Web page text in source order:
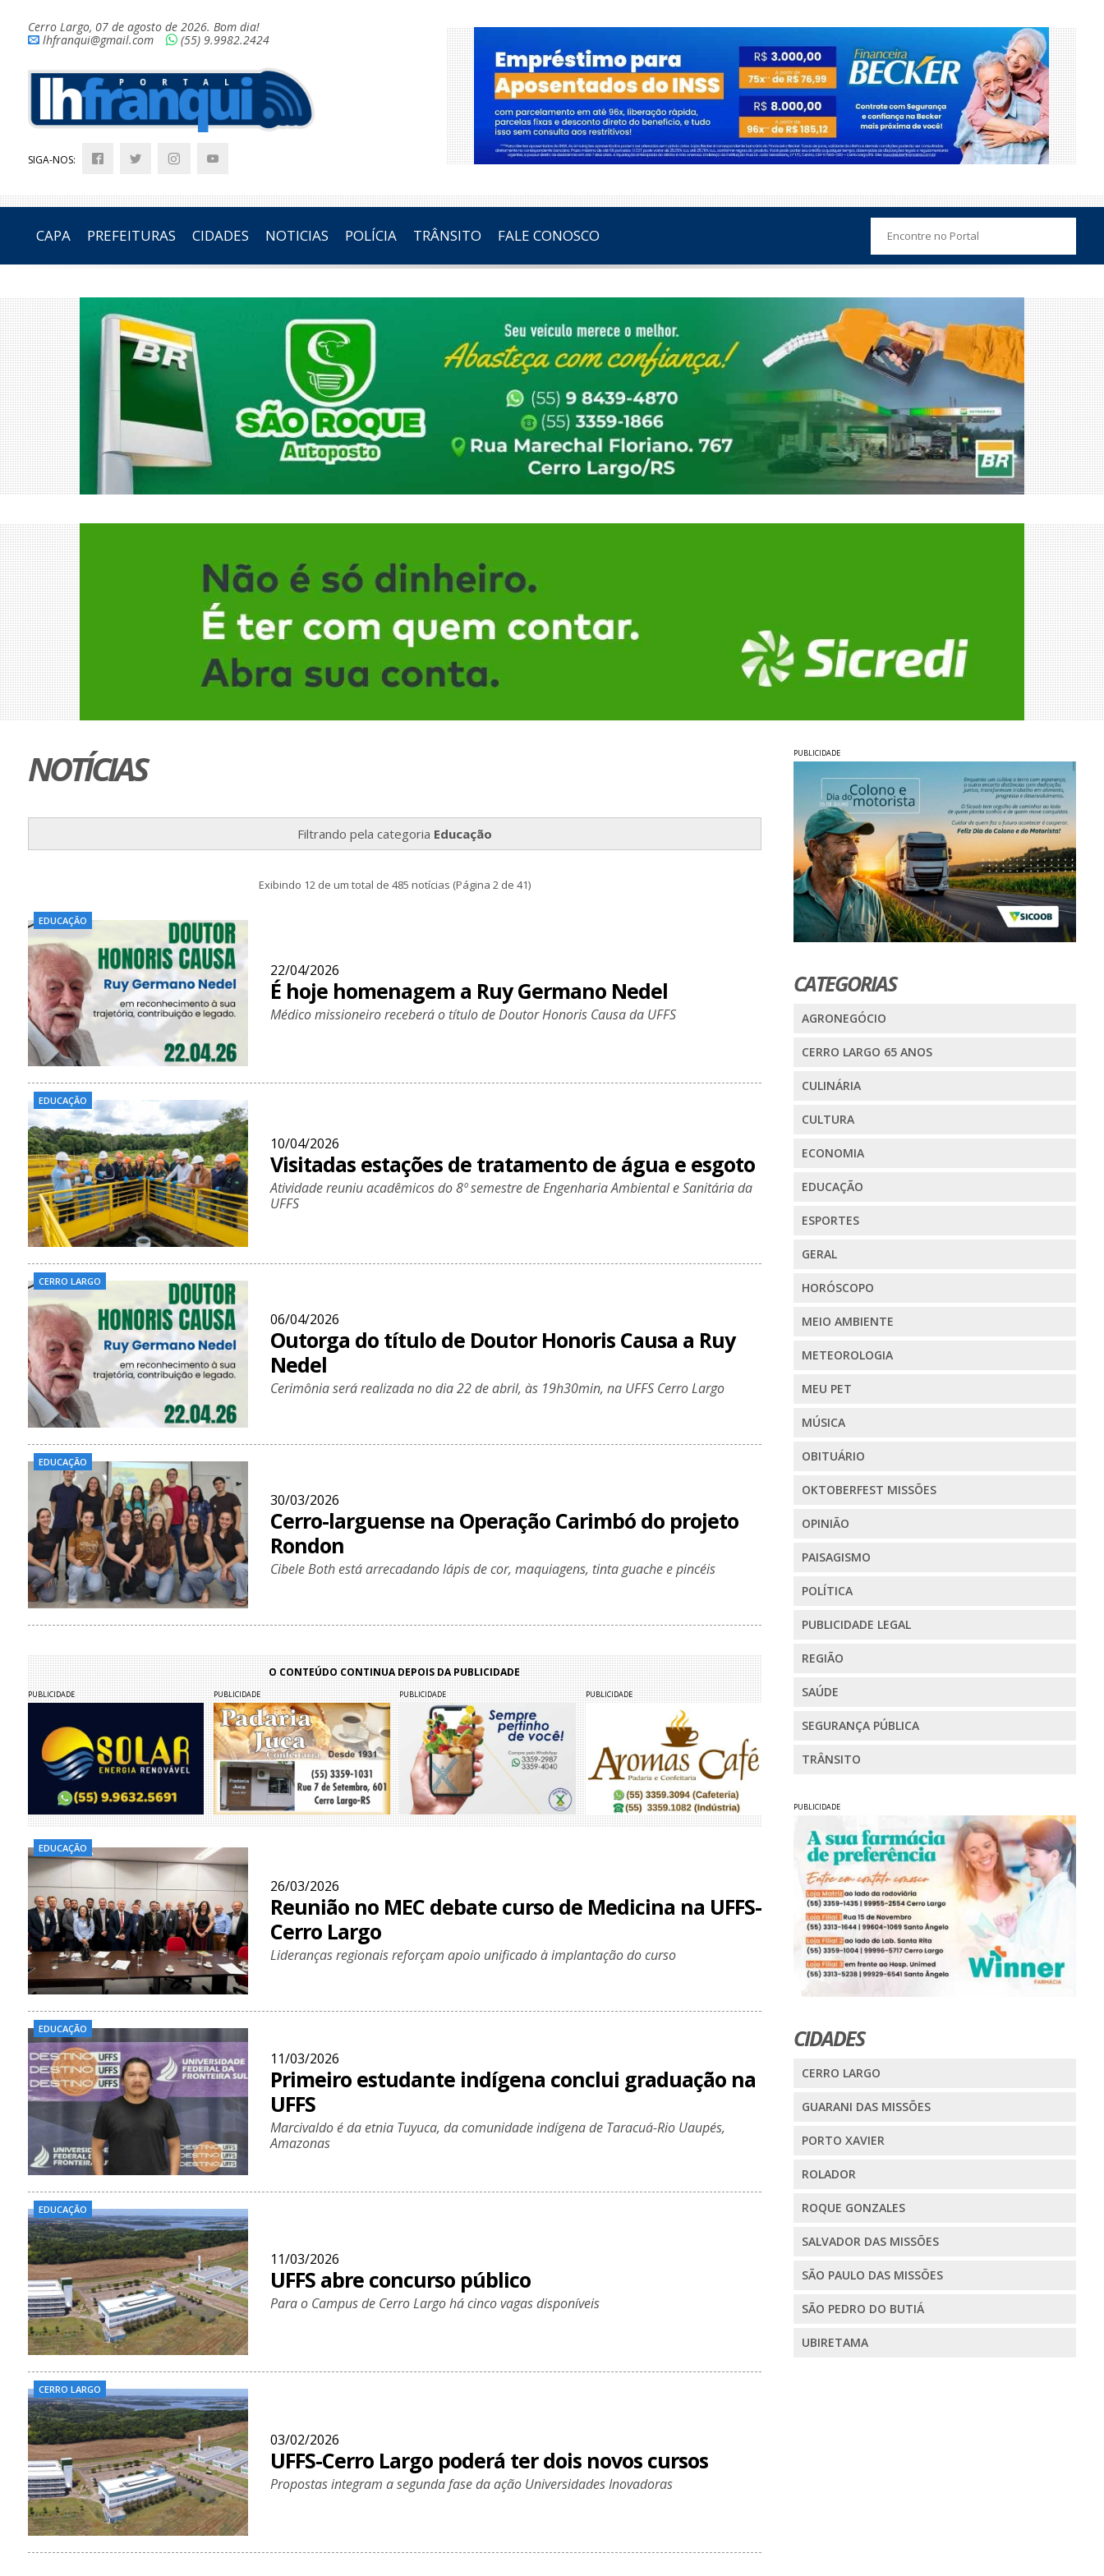
Cerro Largo, 07 de agosto de 2026. Bom dia!
lhfranqui@gmail.com
(55) 9.9982.2424
SIGA-NOS:
CAPA PREFEITURAS CIDADES NOTICIAS POLÍCIA TRÂNSITO FALE CONOSCO
NOTÍCIAS
Filtrando pela categoria Educação
Exibindo 12 de um total de 485 notícias (Página 2 de 41)
EDUCAÇÃO
22/04/2026
É hoje homenagem a Ruy Germano Nedel
Médico missioneiro receberá o título de Doutor Honoris Causa da UFFS
EDUCAÇÃO
10/04/2026
Visitadas estações de tratamento de água e esgoto
Atividade reuniu acadêmicos do 8º semestre de Engenharia Ambiental e Sanitária da
UFFS
CERRO LARGO
06/04/2026
Outorga do título de Doutor Honoris Causa a Ruy
Nedel
Cerimônia será realizada no dia 22 de abril, às 19h30min, na UFFS Cerro Largo
EDUCAÇÃO
30/03/2026
Cerro-larguense na Operação Carimbó do projeto
Rondon
Cibele Both está arrecadando lápis de cor, maquiagens, tinta guache e pincéis
O CONTEÚDO CONTINUA DEPOIS DA PUBLICIDADE
PUBLICIDADE PUBLICIDADE PUBLICIDADE PUBLICIDADE
EDUCAÇÃO
26/03/2026
Reunião no MEC debate curso de Medicina na UFFS-
Cerro Largo
Lideranças regionais reforçam apoio unificado à implantação do curso
EDUCAÇÃO
11/03/2026
Primeiro estudante indígena conclui graduação na
UFFS
Marcivaldo é da etnia Tuyuca, da comunidade indígena de Taracuá-Rio Uaupés,
Amazonas
EDUCAÇÃO
11/03/2026
UFFS abre concurso público
Para o Campus de Cerro Largo há cinco vagas disponíveis
CERRO LARGO
03/02/2026
UFFS-Cerro Largo poderá ter dois novos cursos
Propostas integram a segunda fase da ação Universidades Inovadoras
PUBLICIDADE
CATEGORIAS
AGRONEGÓCIO
CERRO LARGO 65 ANOS
CULINÁRIA
CULTURA
ECONOMIA
EDUCAÇÃO
ESPORTES
GERAL
HORÓSCOPO
MEIO AMBIENTE
METEOROLOGIA
MEU PET
MÚSICA
OBITUÁRIO
OKTOBERFEST MISSÕES
OPINIÃO
PAISAGISMO
POLÍTICA
PUBLICIDADE LEGAL
REGIÃO
SAÚDE
SEGURANÇA PÚBLICA
TRÂNSITO
PUBLICIDADE
CIDADES
CERRO LARGO
GUARANI DAS MISSÕES
PORTO XAVIER
ROLADOR
ROQUE GONZALES
SALVADOR DAS MISSÕES
SÃO PAULO DAS MISSÕES
SÃO PEDRO DO BUTIÁ
UBIRETAMA